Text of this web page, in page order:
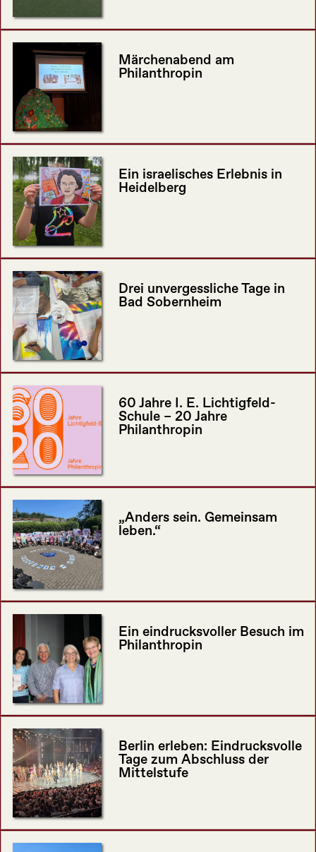
Märchenabend am
Philanthropin
Ein israelisches Erlebnis in
Heidelberg
Drei unvergessliche Tage in
Bad Sobernheim
60 Jahre I. E. Lichtigfeld-
Schule – 20 Jahre
Philanthropin
„Anders sein. Gemeinsam
leben.“
Ein eindrucksvoller Besuch im
Philanthropin
Berlin erleben: Eindrucksvolle
Tage zum Abschluss der
Mittelstufe